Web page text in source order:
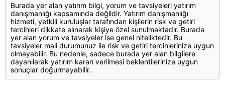
Burada yer alan yatırım bilgi, yorum ve tavsiyeleri yatırım
danışmanlığı kapsamında değildir. Yatırım danışmanlığı
hizmeti, yetkili kuruluşlar tarafından kişilerin risk ve getiri
tercihleri dikkate alınarak kişiye özel sunulmaktadır. Burada
yer alan yorum ve tavsiyeler ise genel niteliktedir. Bu
tavsiyeler mali durumunuz ile risk ve getiri tercihlerinize uygun
olmayabilir. Bu nedenle, sadece burada yer alan bilgilere
dayanılarak yatırım kararı verilmesi beklentilerinize uygun
sonuçlar doğurmayabilir.